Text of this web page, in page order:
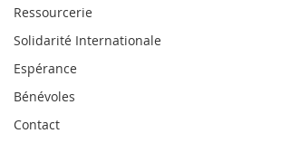
Ressourcerie
Solidarité Internationale
Espérance
Bénévoles
Contact